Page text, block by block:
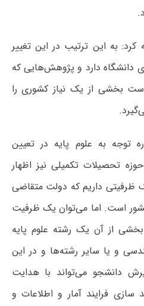
به این ترتیب در این تغییر
دانشگاه دارد و پژوهش‌هایی که
بخشی از یک نیاز کشوری را
توجه به علوم پایه در تعیین
تحصیلات تکمیلی نیز اظهار
داریم که دولت متقاضی
است. اما می‌توان یک ظرفیت
از آن یک رشته علوم پایه
و یا سایر رشته‌ها و در این
دانشجو می‌تواند با هدایت
فرایند آمار و اطلاعات و